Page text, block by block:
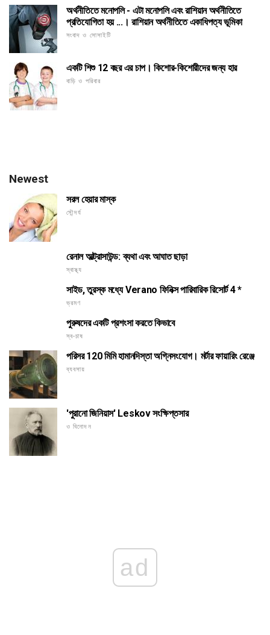
অর্থনীতিতে মনোপলি - এটা মনোপলি এবং রাশিয়ান অর্থনীতিতে
প্রতিযোগিতা হয় ...। রাশিয়ান অর্থনীতিতে একাধিপত্য ভূমিকা
সংবাদ ও সোসাইটি
একটি শিশু 12 বছর এর চাপ। কিশোর-কিশোরীদের জন্য হার
বাড়ি ও পরিবার
Newest
সরল হেয়ার মাস্ক
সৌন্দর্য
রেনাল আল্ট্রাসাউন্ড: ব্যথা এবং আঘাত ছাড়া
স্বাস্থ্য
সাইড, তুরস্ক মধ্যে Verano ফিনিক্স পারিবারিক রিসোর্ট 4 *
ভ্রমণ
পুরুষদের একটি প্রশংসা করতে কিভাবে
স্ব-চাষ
পরিসর 120 মিমি হামানদিস্তা অগ্নিসংযোগ। মর্টার ফায়ারিং রেঞ্জে
ব্যবসায়
'পুরানো জিনিয়াস' Leskov সংক্ষিপ্তসার
ও বিনোদন
ad